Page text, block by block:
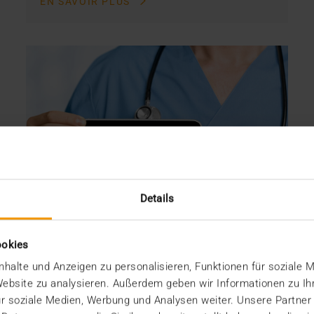
Details
und Anzeigen zu personalisieren, Funktionen für soziale
zu analysieren. Außerdem geben wir Informationen zu
soziale Medien, Werbung und Analysen weiter. Unsere